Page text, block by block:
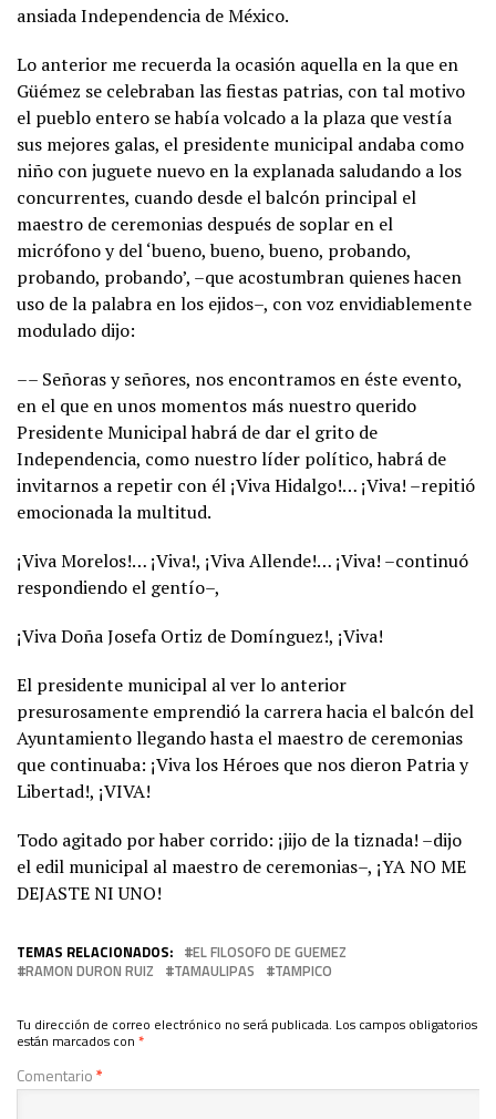
ansiada Independencia de México.
Lo anterior me recuerda la ocasión aquella en la que en
Güémez se celebraban las fiestas patrias, con tal motivo
el pueblo entero se había volcado a la plaza que vestía
sus mejores galas, el presidente municipal andaba como
niño con juguete nuevo en la explanada saludando a los
concurrentes, cuando desde el balcón principal el
maestro de ceremonias después de soplar en el
micrófono y del ‘bueno, bueno, bueno, probando,
probando, probando’, –que acostumbran quienes hacen
uso de la palabra en los ejidos–, con voz envidiablemente
modulado dijo:
–– Señoras y señores, nos encontramos en éste evento,
en el que en unos momentos más nuestro querido
Presidente Municipal habrá de dar el grito de
Independencia, como nuestro líder político, habrá de
invitarnos a repetir con él ¡Viva Hidalgo!… ¡Viva! –repitió
emocionada la multitud.
¡Viva Morelos!… ¡Viva!, ¡Viva Allende!… ¡Viva! –continuó
respondiendo el gentío–,
¡Viva Doña Josefa Ortiz de Domínguez!, ¡Viva!
El presidente municipal al ver lo anterior
presurosamente emprendió la carrera hacia el balcón del
Ayuntamiento llegando hasta el maestro de ceremonias
que continuaba: ¡Viva los Héroes que nos dieron Patria y
Libertad!, ¡VIVA!
Todo agitado por haber corrido: ¡jijo de la tiznada! –dijo
el edil municipal al maestro de ceremonias–, ¡YA NO ME
DEJASTE NI UNO!
TEMAS RELACIONADOS:
EL FILOSOFO DE GUEMEZ
RAMON DURON RUIZ
TAMAULIPAS TAMPICO
Tu dirección de correo electrónico no será publicada. Los campos obligatorios
están marcados con *
Comentario*